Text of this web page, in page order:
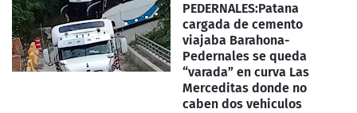
PEDERNALES:Patana
cargada de cemento
viajaba Barahona-
Pedernales se queda
“varada” en curva Las
Merceditas donde no
caben dos vehiculos